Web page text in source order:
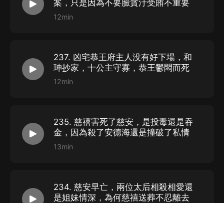
案，只是因為不要臉貪汙受賄不重要
12min
237. 凶宅恭王府主人没有好下場，和
珅抄家，十公主守寡，恭王鬱悶而死
12min
235. 慈禧害死了慈安，是投毒還是吞
金，因為殺了安德海還是撞破了私情
13min
234. 慈安早亡，兩位太后相殺相愛還
是姐妹情深，為何慈禧送葬不忍離去